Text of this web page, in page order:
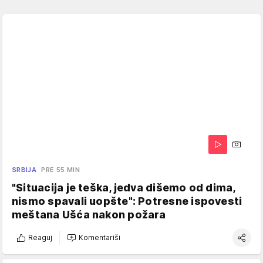
SRBIJA PRE 55 MIN
"Situacija je teška, jedva dišemo od dima,
nismo spavali uopšte": Potresne ispovesti
meštana Ušća nakon požara
Reaguj Komentariši